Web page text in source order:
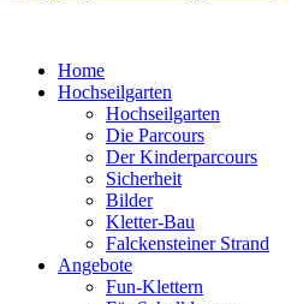
Home
Hochseilgarten
Hochseilgarten
Die Parcours
Der Kinderparcours
Sicherheit
Bilder
Kletter-Bau
Falckensteiner Strand
Angebote
Fun-Klettern